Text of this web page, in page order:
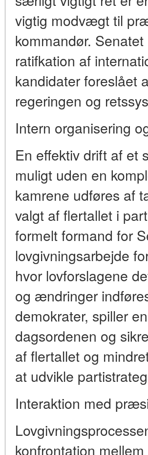
vigtig modvægt til
kommandør.
ratifkation af
kandidater foreslået
regeringen og
Intern organisering
En effektiv drift af et
muligt uden en
kamrene udføres af
valgt af flertallet i
formelt formand for
lovgivningsarbejde
hvor lovforslagene
og ændringer
demokrater, spiller
dagsordenen og
af flertallet og
at udvikle
Interaktion med
konfrontation